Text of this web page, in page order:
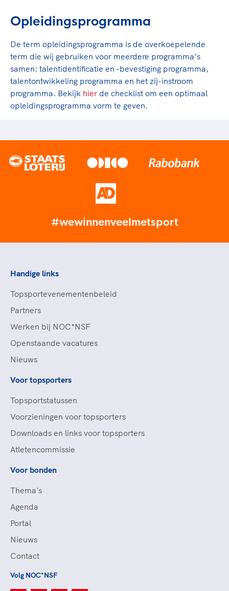
Opleidingsprogramma
De term opleidingsprogramma is de overkoepelende
term die wij gebruiken voor meerdere programma’s
samen: talentidentificatie en -bevestiging programma,
talentontwikkeling programma en het zij-instroom
programma. Bekijk hier de checklist om een optimaal
opleidingsprogramma vorm te geven.
#wewinnenveelmetsport
Handige links
Topsportevenementenbeleid
Partners
Werken bij NOC*NSF
Openstaande vacatures
Nieuws
Voor topsporters
Topsportstatussen
Voorzieningen voor topsporters
Downloads en links voor topsporters
Atletencommissie
Voor bonden
Thema's
Agenda
Portal
Nieuws
Contact
Volg NOC*NSF